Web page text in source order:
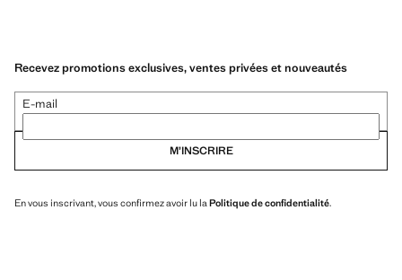
Recevez promotions exclusives, ventes privées et nouveautés
E-mail
M’INSCRIRE
En vous inscrivant, vous confirmez avoir lu laPolitique de confidentialité.